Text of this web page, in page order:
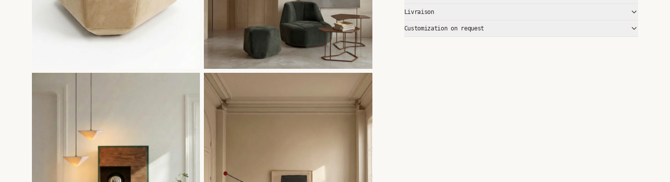
Livraison
Customization on request